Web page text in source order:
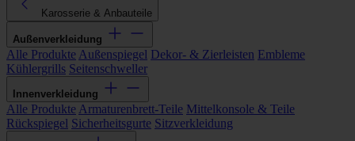
Karosserie & Anbauteile
Außenverkleidung
Alle Produkte Außenspiegel Dekor- & Zierleisten Embleme
Kühlergrills Seitenschweller
Innenverkleidung
Alle Produkte Armaturenbrett-Teile Mittelkonsole & Teile
Rückspiegel Sicherheitsgurte Sitzverkleidung